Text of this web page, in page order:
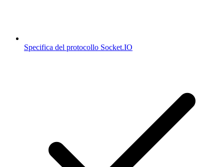
Specifica del protocollo Socket.IO